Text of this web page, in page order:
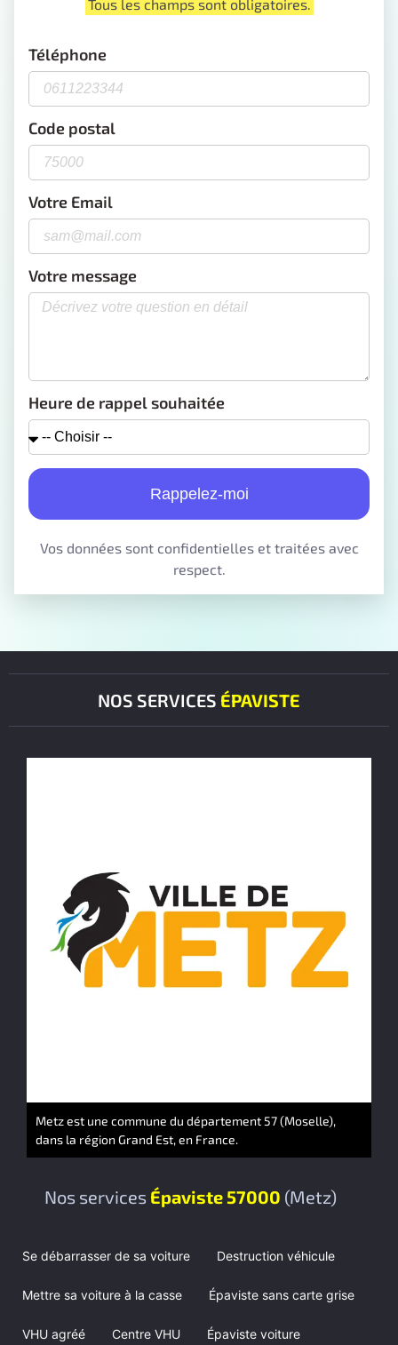
Tous les champs sont obligatoires.
Téléphone
Code postal
Votre Email
Votre message
Heure de rappel souhaitée
Rappelez-moi
Vos données sont confidentielles et traitées avec
respect.
NOS SERVICES ÉPAVISTE
Nos services Épaviste 57000 (Metz)
Se débarrasser de sa voiture Destruction véhicule
Mettre sa voiture à la casse Épaviste sans carte grise
VHU agréé Centre VHU Épaviste voiture
Metz est une commune du département 57 (Moselle),
dans la région Grand Est, en France.